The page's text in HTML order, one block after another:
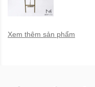
Xem thêm sản phẩm